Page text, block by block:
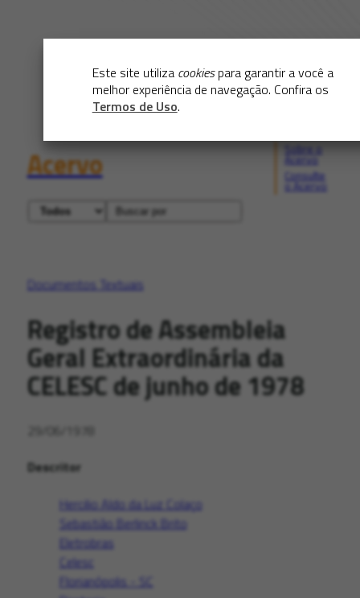
Este site utiliza cookiespara garantir a você a
melhor experiência de navegação. Confira os
Termos de Uso.
Acervo
Consulte
Documentos Textuais
Registro de Assembleia
Geral Extraordinária da
CELESC de junho de 1978
29/06/1978
Descritor
Hercilio Aldo da Luz Colaço
Sebastião Berlinck Brito
Eletrobras
Celesc
Florianópolis - SC